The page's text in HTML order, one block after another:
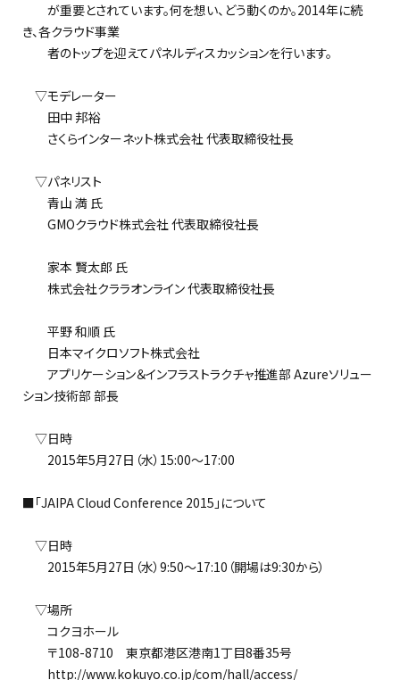
が重要とされています。何を想い、どう動くのか。2014年に続
き、各クラウド事業
者のトップを迎えてパネルディスカッションを行います。
▽モデレーター
田中 邦裕
さくらインターネット株式会社 代表取締役社長
▽パネリスト
青山 満 氏
GMOクラウド株式会社 代表取締役社長
家本 賢太郎 氏
株式会社クララオンライン 代表取締役社長
平野 和順 氏
日本マイクロソフト株式会社
アプリケーション＆インフラストラクチャ推進部 Azureソリュー
ション技術部 部長
▽日時
2015年5月27日（水）15:00～17:00
■「JAIPA Cloud Conference 2015」について
▽日時
2015年5月27日（水）9:50～17:10（開場は9:30から）
▽場所
コクヨホール
〒108-8710 東京都港区港南1丁目8番35号
http://www.kokuyo.co.jp/com/hall/access/